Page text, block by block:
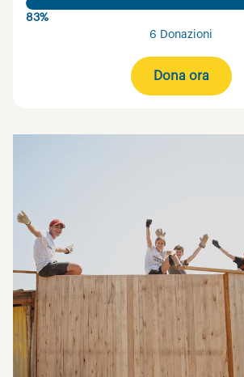
83%
6 Donazioni
Dona ora